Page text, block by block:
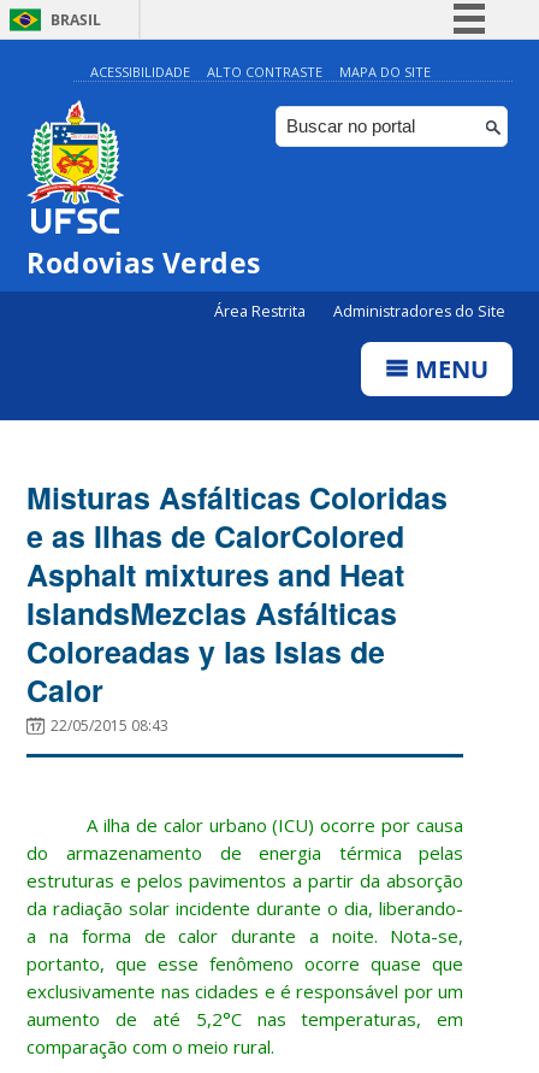
BRASIL
Simplifique!
Comunica BR
Participe
ACESSIBILIDADE ALTO CONTRASTE MAPA DO SITE
Rodovias Verdes
Área Restrita Administradores do Site
MENU
Misturas Asfálticas Coloridas
e as Ilhas de CalorColored
Asphalt mixtures and Heat
IslandsMezclas Asfálticas
Coloreadas y las Islas de
Calor
22/05/2015 08:43
A ilha de calor urbano (ICU) ocorre por causa
do armazenamento de energia térmica pelas
estruturas e pelos pavimentos a partir da absorção
da radiação solar incidente durante o dia, liberando-
a na forma de calor durante a noite. Nota-se,
portanto, que esse fenômeno ocorre quase que
exclusivamente nas cidades e é responsável por um
aumento de até 5,2°C nas temperaturas, em
comparação com o meio rural.